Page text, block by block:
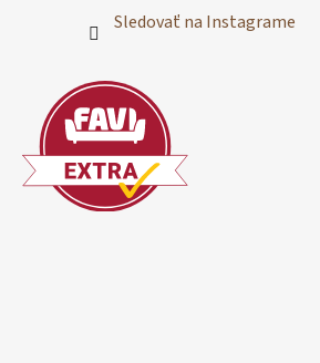
Sledovať na Instagrame